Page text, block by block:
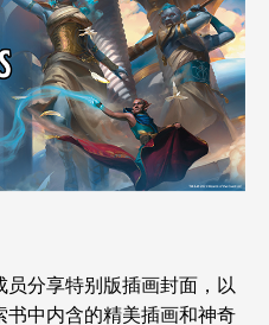
分享特别版插画封面，以
中内含的精美插画和神奇